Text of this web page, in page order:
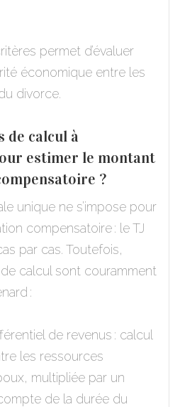
permet d’évaluer
économique entre les
divorce.
de calcul à
estimer le montant
?
unique ne s’impose pour
compensatoire : le TJ
par cas. Toutefois,
calcul sont couramment
:
de revenus : calcul
les ressources
multipliée par un
de la durée du